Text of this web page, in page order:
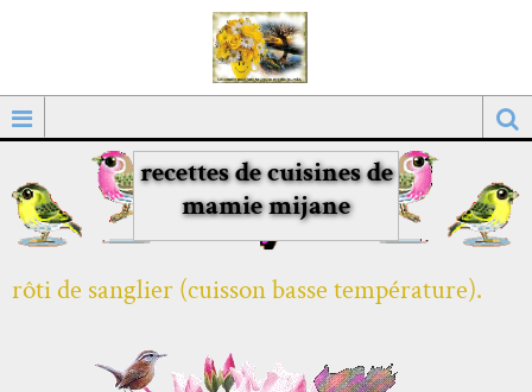
recettes de cuisines de
mamie mijane
rôti de sanglier (cuisson basse température).